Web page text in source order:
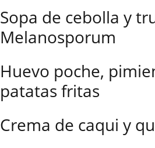
Sopa de cebolla y
Melanosporum
Huevo poche,
patatas fritas
Crema de caqui y